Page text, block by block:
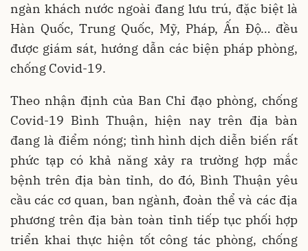
ngàn khách nước ngoài đang lưu trú, đặc biệt là
Hàn Quốc, Trung Quốc, Mỹ, Pháp, Ấn Độ… đều
được giám sát, hướng dẫn các biện pháp phòng,
chống Covid-19.
Theo nhận định của Ban Chỉ đạo phòng, chống
Covid-19 Bình Thuận, hiện nay trên địa bàn
đang là điểm nóng; tình hình dịch diễn biến rất
phức tạp có khả năng xảy ra trường hợp mắc
bệnh trên địa bàn tỉnh, do đó, Bình Thuận yêu
cầu các cơ quan, ban ngành, đoàn thể và các địa
phương trên địa bàn toàn tỉnh tiếp tục phối hợp
triển khai thực hiện tốt công tác phòng, chống